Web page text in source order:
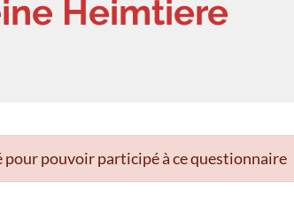
Heimtiere
pour pouvoir participé à ce questionnaire